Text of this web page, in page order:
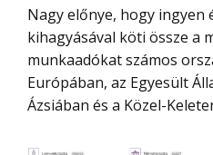
Nagy előnye, hogy ingyen és közvetítő cégek
kihagyásával köti össze a
munkaadókat számos
Európában, az Egyesült
Ázsiában és a Közel-